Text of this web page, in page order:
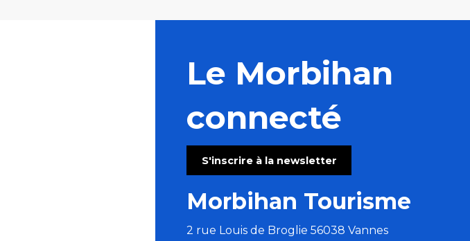
Le Morbihan
connecté
S'inscrire à la newsletter
Morbihan Tourisme
2 rue Louis de Broglie 56038 Vannes